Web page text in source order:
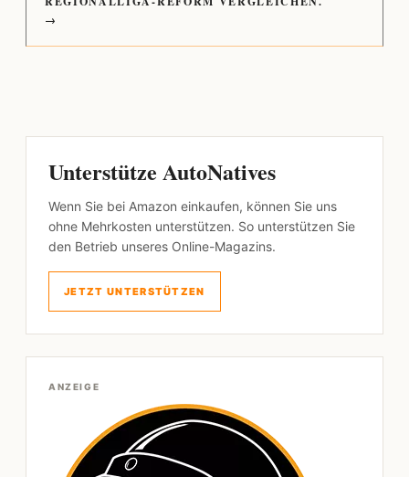
→
Unterstütze AutoNatives
Wenn Sie bei Amazon einkaufen, können Sie uns
ohne Mehrkosten unterstützen. So unterstützen Sie
den Betrieb unseres Online-Magazins.
JETZT UNTERSTÜTZEN
ANZEIGE